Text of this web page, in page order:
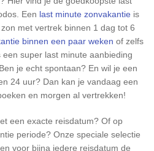
Een last minute zonvakantie is
met vertrek binnen 1 dag tot 6
binnen een paar weken of zelfs
super last minute aanbieding
je echt spontaan? En wil je een
24 uur? Dan kan je vandaag een
en morgen al vertrekken!
een exacte reisdatum? Of op
periode? Onze speciale selectie
voor bijna iedere reisdatum de